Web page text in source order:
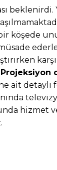
köşede
Projeksiyon
ait detaylı
hizmet